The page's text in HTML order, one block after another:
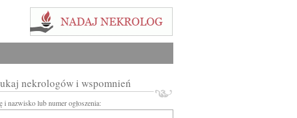
nekrologów i wspomnień
i nazwisko lub numer ogłoszenia: